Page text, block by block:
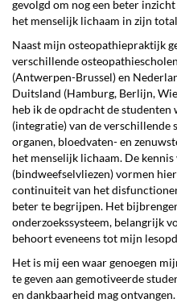
gevolgd om nog een beter
het menselijk lichaam in zijn
Naast mijn osteopathiepraktijk
verschillende
(Antwerpen-Brussel) en
Duitsland (Hamburg, Berlijn,
heb ik de opdracht de studenten
(integratie) van de verschillende
organen, bloedvaten- en
het menselijk lichaam. De
(bindweefselvliezen) vormen
continuiteit van het
beter te begrijpen. Het
onderzoekssysteem, belangrijk
behoort eveneens tot mijn
Het is mij een waar genoegen
te geven aan gemotiveerde
en dankbaarheid mag